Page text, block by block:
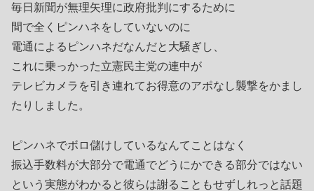
毎日新聞が無理矢理に政府批判にするために
間で全くピンハネをしていないのに
電通によるピンハネだなんだと大騒ぎし、
これに乗っかった立憲民主党の連中が
テレビカメラを引き連れてお得意のアポなし襲撃をかまし
たりしました。
ピンハネでボロ儲けしているなんてことはなく
振込手数料が大部分で電通でどうにかできる部分ではない
という実態がわかると彼らは謝ることもせずしれっと話題